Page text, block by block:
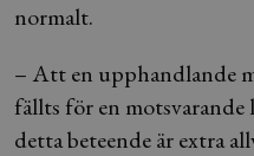
normalt.
– Att en upphandlande
fällts för en
detta beteende är extra